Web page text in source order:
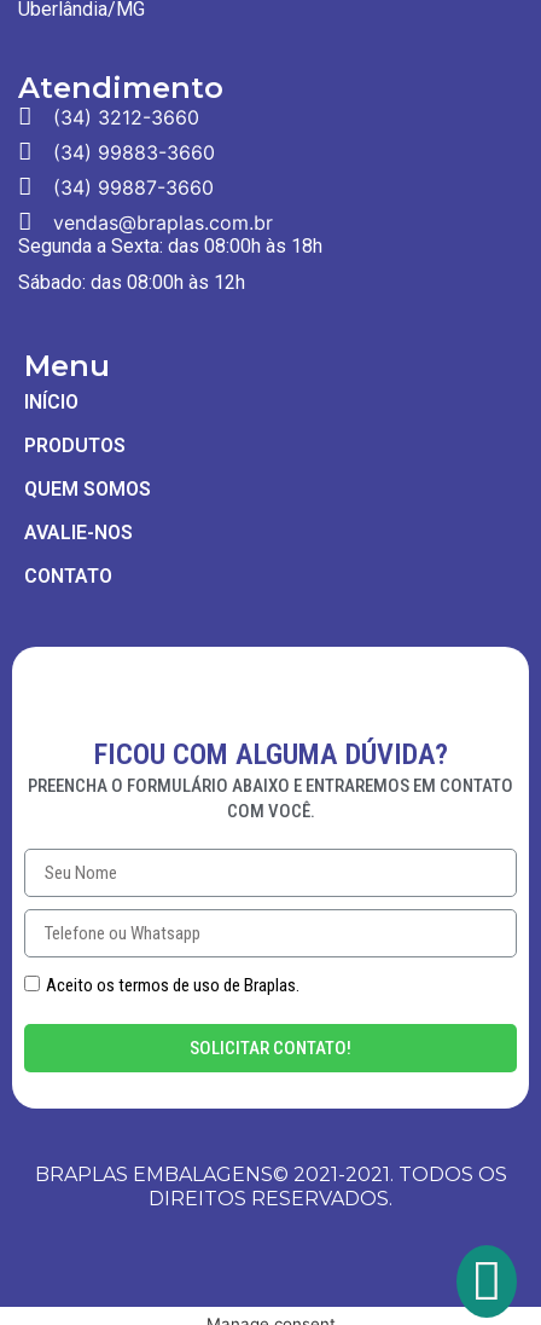
Uberlândia/MG
Atendimento
(34) 3212-3660
(34) 99883-3660
(34) 99887-3660
vendas@braplas.com.br
Segunda a Sexta: das 08:00h às 18h
Sábado: das 08:00h às 12h
Menu
INÍCIO
PRODUTOS
QUEM SOMOS
AVALIE-NOS
CONTATO
FICOU COM ALGUMA DÚVIDA?
PREENCHA O FORMULÁRIO ABAIXO E ENTRAREMOS EM CONTATO
COM VOCÊ.
Aceito os termos de uso de Braplas.
SOLICITAR CONTATO!
BRAPLAS EMBALAGENS© 2021-2021. TODOS OS
DIREITOS RESERVADOS.